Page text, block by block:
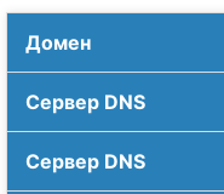
Домен
Сервер DNS
Сервер DNS